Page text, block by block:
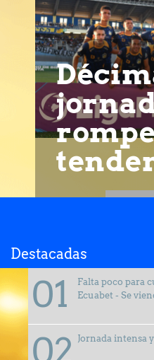
Destacadas
Falta poco para
Ecuabet - Se
Jornada intensa